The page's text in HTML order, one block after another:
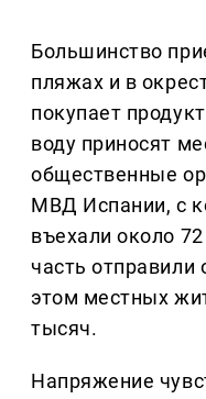
Большинство
пляжах и в
покупает
воду приносят
общественные
МВД Испании, с
въехали около
часть
этом местных
тысяч.
Напряжение